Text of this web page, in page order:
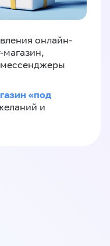
онлайн-
магазин,
«‎под
и